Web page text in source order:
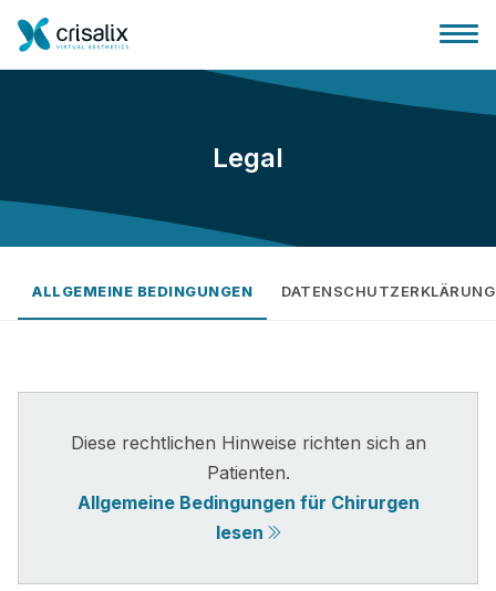
Startseite für Chirurgen
3D-Business-Plattform
Legal
ALLGEMEINE BEDINGUNGEN DATENSCHUTZERKLÄRUNG
Diese rechtlichen Hinweise richten sich an
Patienten.
Allgemeine Bedingungen für Chirurgen
lesen